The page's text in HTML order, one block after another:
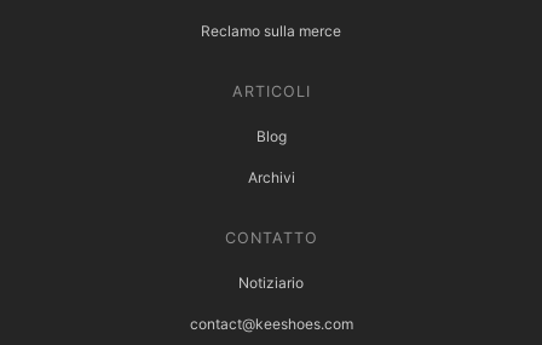
Reclamo sulla merce
ARTICOLI
Blog
Archivi
CONTATTO
Notiziario
contact@keeshoes.com